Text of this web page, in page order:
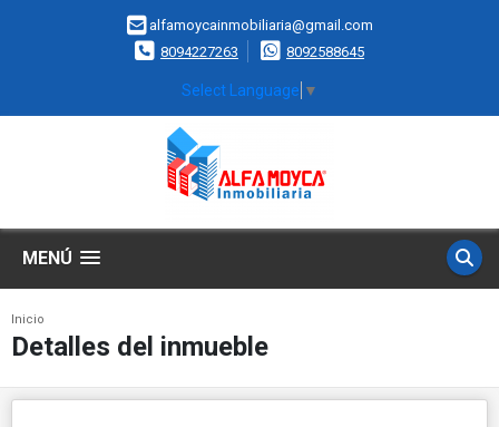
alfamoycainmobiliaria@gmail.com
8094227263
8092588645
Select Language ▼
MENÚ
Inicio
Detalles del inmueble